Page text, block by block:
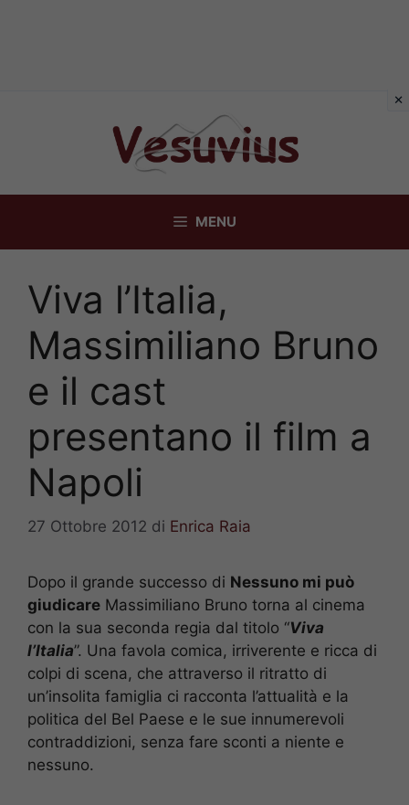
MENU
Viva l’Italia,
Massimiliano Bruno
e il cast
presentano il film a
Napoli
27 Ottobre 2012 di Enrica Raia
Dopo il grande successo di Nessuno mi può
giudicare Massimiliano Bruno torna al cinema
con la sua seconda regia dal titolo “Viva
l’Italia”. Una favola comica, irriverente e ricca di
colpi di scena, che attraverso il ritratto di
un’insolita famiglia ci racconta l’attualità e la
politica del Bel Paese e le sue innumerevoli
contraddizioni, senza fare sconti a niente e
nessuno.